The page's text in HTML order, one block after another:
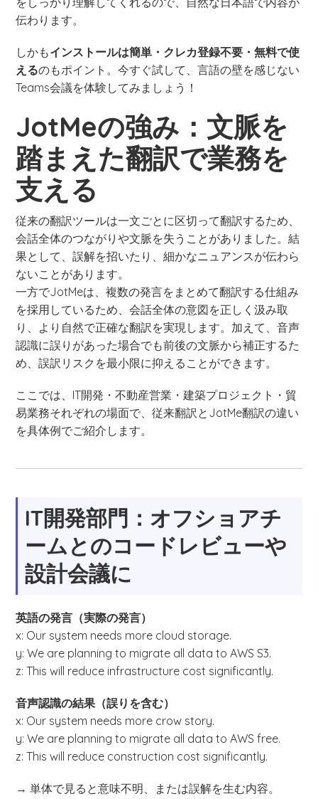
伝わります。
しかもインストールは簡単・クレカ登録不要・無料で使
えるのもポイント。今すぐ試して、言語の壁を感じない
Teams会議を体験してみましょう！
JotMeの強み：文脈を
踏まえた翻訳で業務を
支える
従来の翻訳ツールは一文ごとに区切って翻訳するため、
会話全体のつながりや文脈を失うことがありました。結
果として、誤解を招いたり、細かなニュアンスが伝わら
ないことがあります。
一方でJotMeは、複数の発言をまとめて翻訳する仕組み
を採用しているため、会話全体の意図を正しく汲み取
り、より自然で正確な翻訳を実現します。加えて、音声
認識に誤りがあった場合でも前後の文脈から補正するた
め、誤訳リスクを最小限に抑えることができます。
ここでは、IT開発・不動産営業・建築プロジェクト・貿
易業務それぞれの場面で、従来翻訳とJotMe翻訳の違い
を具体例でご紹介します。
IT開発部門：オフショアチ
ームとのコードレビューや
設計会議に
英語の発言（実際の発言）
x: Our system needs more cloud storage.
y: We are planning to migrate all data to AWS S3.
z: This will reduce infrastructure cost significantly.
音声認識の結果（誤りを含む）
x: Our system needs more crow story.
y: We are planning to migrate all data to AWS free.
z: This will reduce construction cost significantly.
→ 単体で見ると意味不明、または誤解を生む内容。